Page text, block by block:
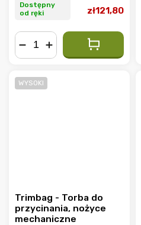
Dostępny
od ręki
zł121,80
WYSOKI
Trimbag - Torba do
przycinania, nożyce
mechaniczne